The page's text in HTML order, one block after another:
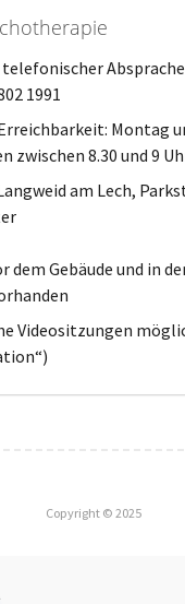
Absprache
1991
Montag
zwischen 8.30 und 9
am Lech,
dem Gebäude und in
Videositzungen
Copyright © 2025